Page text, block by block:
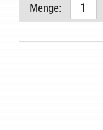
Menge: